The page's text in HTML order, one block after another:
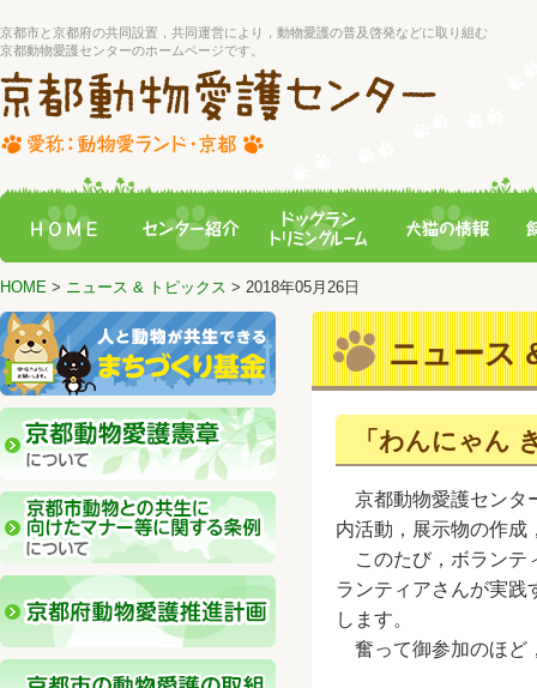
京都市と京都府の共同設置，共同運営により，動物愛護の普及啓発などに取り組む
京都動物愛護センターのホームページです。
HOME > ニュース & トピックス > 2018年05月26日
ニュース
「わんにゃん
京都動物愛護センタ
内活動，展示物の作成
このたび，ボランテ
ランティアさんが実践
します。
奮って御参加のほど